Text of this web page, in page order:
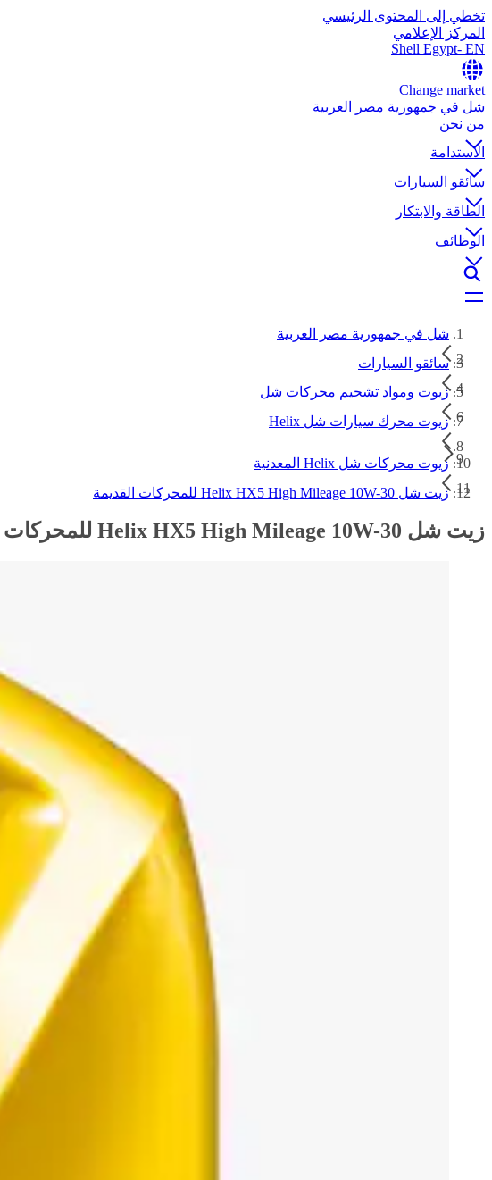
تخطي إلى المحتوى الرئيسي
المركز الإعلامي
Shell Egypt- EN
Change market
شل في جمهورية مصر العربية
من نحن
الاستدامة
سائقو السيارات
الطاقة والابتكار
الوظائف
شل في جمهورية مصر العربية
سائقو السيارات
زيوت ومواد تشحيم محركات شل
زيوت محرك سيارات شل Helix
زيوت محركات شل Helix المعدنية
زيت شل Helix HX5 High Mileage 10W-30 للمحركات القديمة
زيت شل Helix HX5 High Mileage 10W-30 للمحركات القديمة